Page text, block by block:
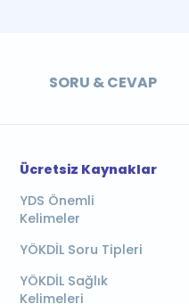
SORU & CEVAP
Ücretsiz Kaynaklar
YDS Önemli
Kelimeler
YÖKDİL Soru Tipleri
YÖKDİL Sağlık
Kelimeleri